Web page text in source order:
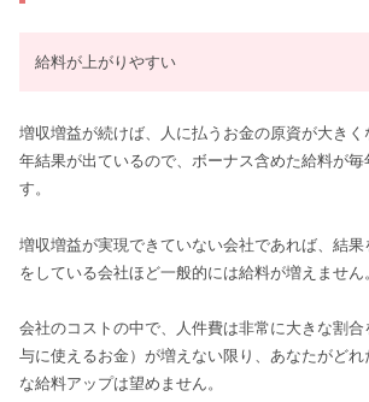
給料が上がりやすい
増収増益が続けば、人に払うお金の原資が大き
年結果が出ているので、ボーナス含めた給料が毎
す。
増収増益が実現できていない会社であれば、結
をしている会社ほど一般的には給料が増えません
会社のコストの中で、人件費は非常に大きな割
与に使えるお金）が増えない限り、あなたがどれ
な給料アップは望めません。